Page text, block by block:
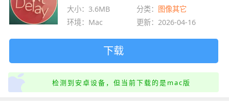
大小：3.6MB 分类： 图像其它
环境：Mac
更新：2026-04-16
下载
检测到安卓设备，但当前下载的是mac版